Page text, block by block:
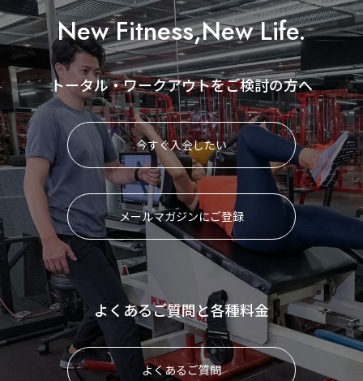
New Fitness,New Life.
トータル・ワークアウトをご検討の方へ
今すぐ入会したい
メールマガジンにご登録
よくあるご質問と各種料金
よくあるご質問